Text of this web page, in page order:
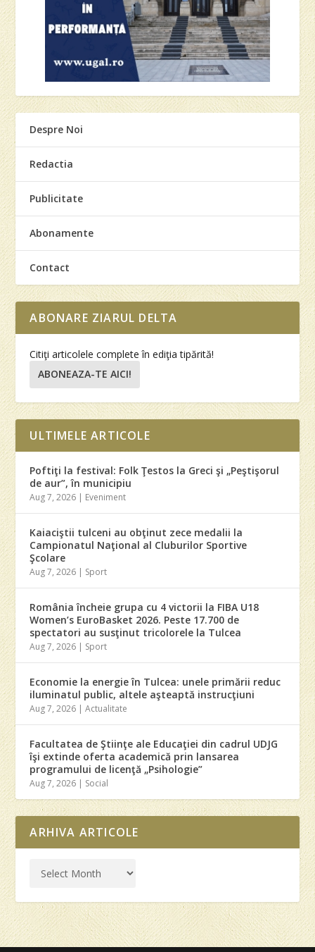
Despre Noi
Redactia
Publicitate
Abonamente
Contact
ABONARE ZIARUL DELTA
Citiţi articolele complete în ediţia tipărită!
ABONEAZA-TE AICI!
ULTIMELE ARTICOLE
Poftiţi la festival: Folk Ţestos la Greci şi „Peştişorul
de aur”, în municipiu
Aug 7, 2026 | Eveniment
Kaiaciştii tulceni au obţinut zece medalii la
Campionatul Naţional al Cluburilor Sportive
Şcolare
Aug 7, 2026 | Sport
România încheie grupa cu 4 victorii la FIBA U18
Women’s EuroBasket 2026. Peste 17.700 de
spectatori au susţinut tricolorele la Tulcea
Aug 7, 2026 | Sport
Economie la energie în Tulcea: unele primării reduc
iluminatul public, altele aşteaptă instrucţiuni
Aug 7, 2026 |Actualitate
Facultatea de Ştiinţe ale Educaţiei din cadrul UDJG
îşi extinde oferta academică prin lansarea
programului de licenţă „Psihologie”
Aug 7, 2026 | Social
ARHIVA ARTICOLE